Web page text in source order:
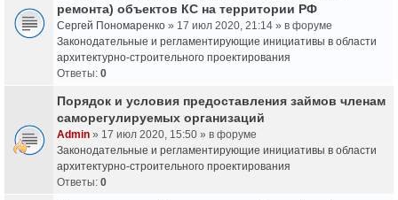
ремонта) объектов КС на территории РФ
Сергей Пономаренко » 17 июл 2020, 21:14 » в форуме
Законодательные и регламентирующие инициативы в области
архитектурно-строительного проектирования
Ответы: 0
Порядок и условия предоставления займов членам
саморегулируемых организаций
Admin » 17 июл 2020, 15:50 » в форуме
Законодательные и регламентирующие инициативы в области
архитектурно-строительного проектирования
Ответы: 0